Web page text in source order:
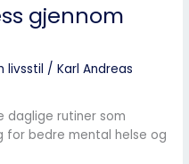
gjennom
livsstil /Karl Andreas
daglige rutiner som
for bedre mental helse og